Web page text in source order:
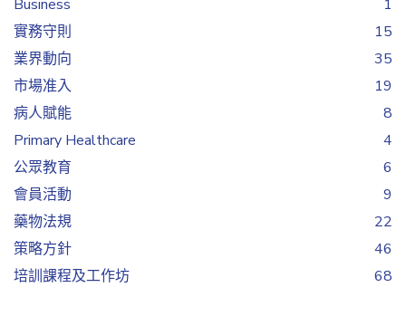
Business
1
實務守則
15
業界動向
35
市場准入
19
病人賦能
8
Primary Healthcare
4
公眾教育
6
會員活動
9
藥物法規
22
策略方針
46
培訓課程及工作坊
68